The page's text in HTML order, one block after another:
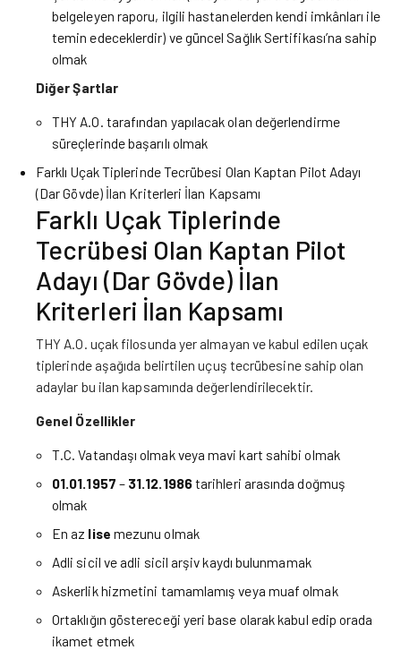
belgeleyen raporu, ilgili hastanelerden kendi imkânları ile
temin edeceklerdir) ve güncel Sağlık Sertifikası’na sahip
olmak
Diğer Şartlar
THY A.O. tarafından yapılacak olan değerlendirme
süreçlerinde başarılı olmak
Farklı Uçak Tiplerinde Tecrübesi Olan Kaptan Pilot Adayı
(Dar Gövde) İlan Kriterleri İlan Kapsamı
Farklı Uçak Tiplerinde
Tecrübesi Olan Kaptan Pilot
Adayı (Dar Gövde) İlan
Kriterleri İlan Kapsamı
THY A.O. uçak filosunda yer almayan ve kabul edilen uçak
tiplerinde aşağıda belirtilen uçuş tecrübesine sahip olan
adaylar bu ilan kapsamında değerlendirilecektir.
Genel Özellikler
T.C. Vatandaşı olmak veya mavi kart sahibi olmak
01.01.1957 – 31.12.1986tarihleri arasında doğmuş
olmak
En az lise mezunu olmak
Adli sicil ve adli sicil arşiv kaydı bulunmamak
Askerlik hizmetini tamamlamış veya muaf olmak
Ortaklığın göstereceği yeri base olarak kabul edip orada
ikamet etmek